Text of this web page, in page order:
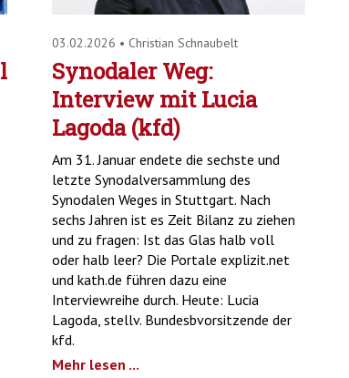
03.02.2026 • Christian Schnaubelt
Synodaler Weg:
Interview mit Lucia
Lagoda (kfd)
Am 31. Januar endete die sechste und
letzte Synodalversammlung des
Synodalen Weges in Stuttgart. Nach
sechs Jahren ist es Zeit Bilanz zu ziehen
und zu fragen: Ist das Glas halb voll
oder halb leer? Die Portale explizit.net
und kath.de führen dazu eine
Interviewreihe durch. Heute: Lucia
Lagoda, stellv. Bundesbvorsitzende der
kfd.
Mehr lesen ...